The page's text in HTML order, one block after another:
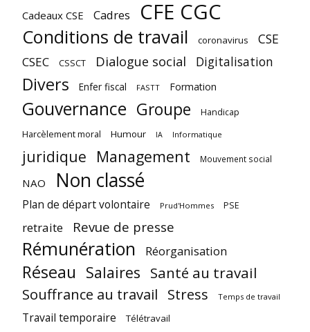
Cadeaux CSE Cadres CFE CGC
Conditions de travail coronavirus CSE
CSEC CSSCT Dialogue social Digitalisation
Divers Enfer fiscal FASTT Formation
Gouvernance Groupe Handicap
Harcèlement moral Humour IA Informatique
juridique Management Mouvement social
NAO Non classé
Plan de départ volontaire Prud'Hommes PSE
retraite Revue de presse
Rémunération Réorganisation
Réseau Salaires Santé au travail
Souffrance au travail Stress Temps de travail
Travail temporaire Télétravail